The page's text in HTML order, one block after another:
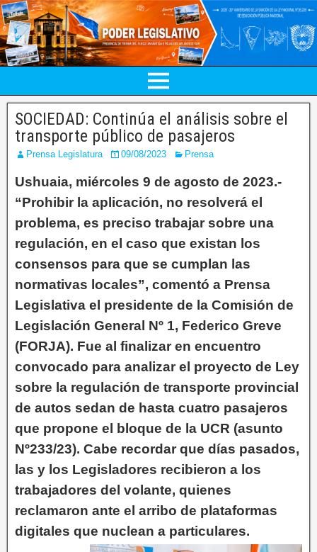
SOCIEDAD: Continúa el análisis sobre el
transporte público de pasajeros
Prensa Legislatura 09/08/2023 Prensa
Ushuaia, miércoles 9 de agosto de 2023.-
“Prohibir la aplicación, no resolverá el
problema, es preciso trabajar sobre una
regulación, en el caso que existan los
consensos para que se cumplan las
normativas locales”, comentó a Prensa
Legislativa el presidente de la Comisión de
Legislación General Nº 1, Federico Greve
(FORJA). Fue al finalizar en encuentro
convocado para analizar el proyecto de Ley
sobre la regulación de transporte provincial
de autos sedan de hasta cuatro pasajeros
que propone el bloque de la UCR (asunto
Nº233/23). Cabe recordar que días pasados,
las y los Legisladores recibieron a los
trabajadores del volante, quienes
reclamaron ante el arribo de plataformas
digitales que nuclean a particulares.